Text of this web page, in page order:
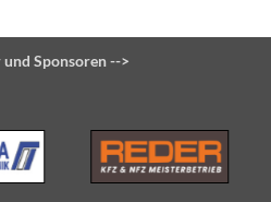
Sponsoren -->